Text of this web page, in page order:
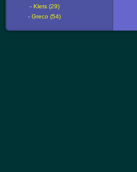
- Klets (29)
- Greco (54)